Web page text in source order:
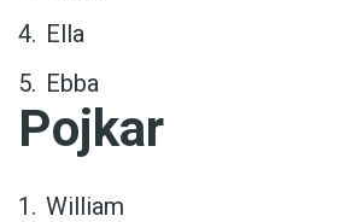
Ella
Ebba
Pojkar
William